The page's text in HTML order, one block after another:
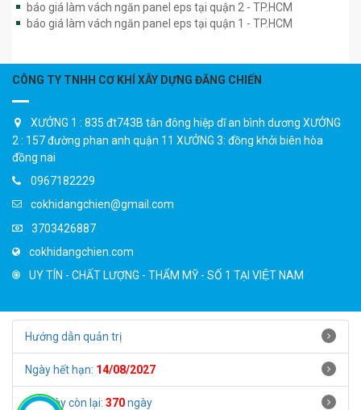
báo giá làm vách ngăn panel eps tại quận 2 - TP.HCM
báo giá làm vách ngăn panel eps tại quận 1 - TP.HCM
CÔNG TY TNHH CƠ KHÍ XÂY DỰNG ĐĂNG CHIẾN
XƯỞNG 1 : 835 đt743B tân đông hiệp dĩ an bình dương XƯỞNG
2 : 157 đường phan anh quận 11 XƯỞNG 3: đồng khởi biên hòa
đồng nai
0967182229
cokhidangchien@gmail.com
3703426887
cokhidangchien.com
UY TÍN - CHẤT LƯỢNG - THẨM MỸ - SỐ 1 TẠI VIỆT NAM
Hướng dẫn quản trị
Ngày hết hạn: 14/08/2027
Số ngày còn lại: 370ngày